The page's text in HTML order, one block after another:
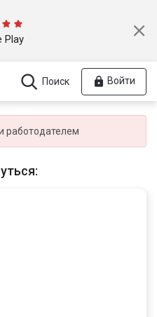
Play
Поиск Войти
работодателем